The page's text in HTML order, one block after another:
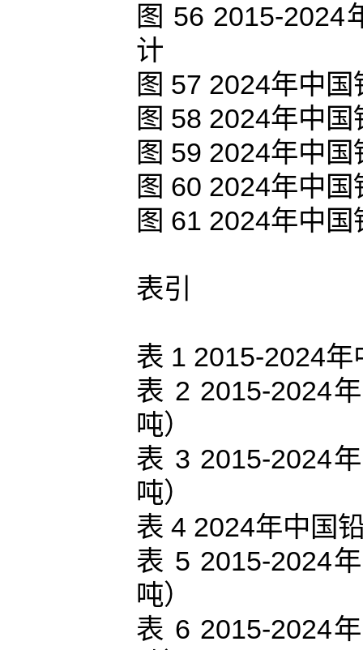
图 56 2015-2024
计
图 57 2024年中
图 58 2024年中
图 59 2024年中
图 60 2024年中
图 61 2024年中
表引
表 1 2015-2024
表 2 2015-2024
吨）
表 3 2015-2024
吨）
表 4 2024年中国
表 5 2015-2024
吨）
表 6 2015-2024